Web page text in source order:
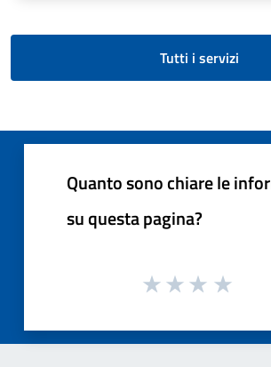
Tutti i servizi
Quanto sono chiare le
su questa pagina?